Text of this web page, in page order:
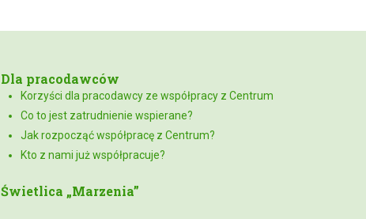
Dla pracodawców
Korzyści dla pracodawcy ze współpracy z Centrum
Co to jest zatrudnienie wspierane?
Jak rozpocząć współpracę z Centrum?
Kto z nami już współpracuje?
Świetlica „Marzenia”